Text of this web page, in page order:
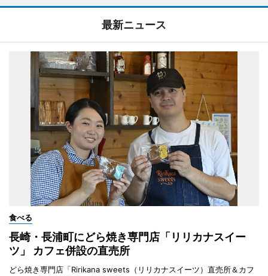
最新ニュース
食べる
長崎・長浦町にどら焼き専門店「リリカナスイー
ツ」 カフェ併設の直売所
どら焼き専門店「Ririkana sweets（リリカナスイーツ）直売所＆カフ